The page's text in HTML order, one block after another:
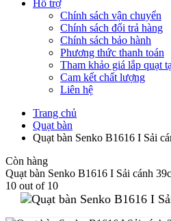
Hỗ trợ
Chính sách vận chuyển
Chính sách đổi trả hàng
Chính sách bảo hành
Phương thức thanh toán
Tham khảo giá lắp quạt
Cam kết chất lượng
Liên hệ
Trang chủ
Quạt bàn
Quạt bàn Senko B1616 I Sải
Còn hàng
Quạt bàn Senko B1616 I Sải cánh
10 out of 10